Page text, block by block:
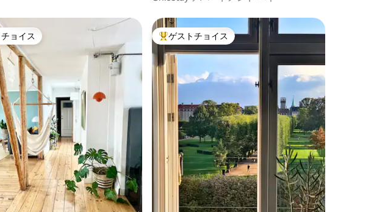
中4.84つ星の平均評価
ョイス
ョイス 大好評のゲストチョイスです。
ゲストチョイス